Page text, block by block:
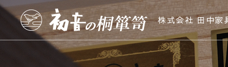
株式会社 田中家